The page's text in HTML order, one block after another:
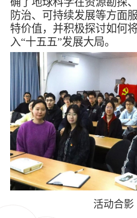
防治、可持续发展等方面
特价值，并积极探讨如何
入“十五五”发展大局。
活动合影